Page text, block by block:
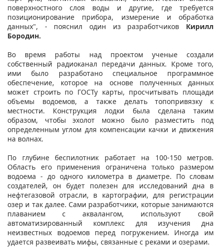
поверхностного слоя воды и другие, где требуется
позиционирование прибора, измерение и обработка
данных", - пояснил один из разработчиков Кирилл
Бородин.
Во время работы над проектом ученые создали
собственный радиоканал передачи данных. Кроме того,
ими было разработано специальное программное
обеспечение, которое на основе полученных данных
может строить по ГОСТу карты, просчитывать площади
объемы водоемов, а также делать топопривязку к
местности. Конструкция лодки была сделана таким
образом, чтобы эхолот можно было разместить под
определенным углом для компенсации качки и движения
на волнах.
По глубине беспилотник работает на 100-150 метров.
Область его применения ограничена только размером
водоема - до одного километра в диаметре. По словам
создателей, он будет полезен для исследований дна в
нефтегазовой отрасли, в картографии, для регистрации
озер и так далее. Сами разработчики, которые занимаются
плаванием с аквалангом, используют свой
автоматизированный комплекс для изучения дна
неизвестных водоемов перед погружением. Иногда им
удается развеивать мифы, связанные с реками и озерами.